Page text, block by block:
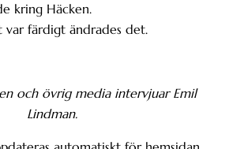
kring Häcken.
var färdigt ändrades det.
och övrig media intervjuar Emil
Lindman.